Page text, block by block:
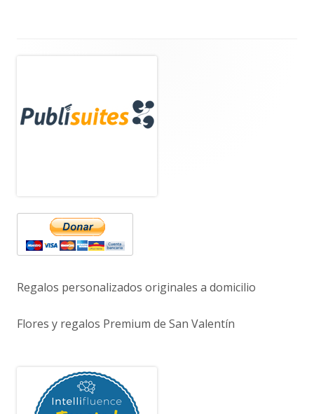
lateral
principal
Regalos personalizados originales a domicilio
Flores y regalos Premium de San Valentín